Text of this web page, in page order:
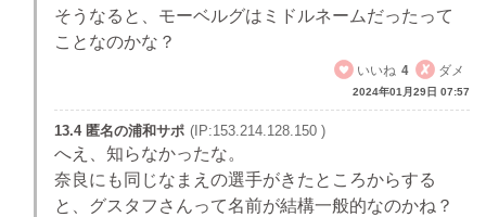
そうなると、モーベルグはミドルネームだったって
ことなのかな？
いいね 4 ダメ
2024年01月29日 07:57
13.4 匿名の浦和サポ (IP:153.214.128.150 )
へえ、知らなかったな。
奈良にも同じなまえの選手がきたところからする
と、グスタフさんって名前が結構一般的なのかね？